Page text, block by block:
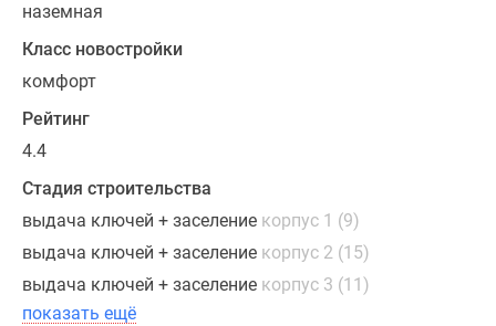
наземная
Класс новостройки
комфорт
Рейтинг
4.4
Стадия строительства
выдача ключей + заселение корпус 1 (9)
выдача ключей + заселение корпус 2 (15)
выдача ключей + заселение корпус 3 (11)
показать ещё